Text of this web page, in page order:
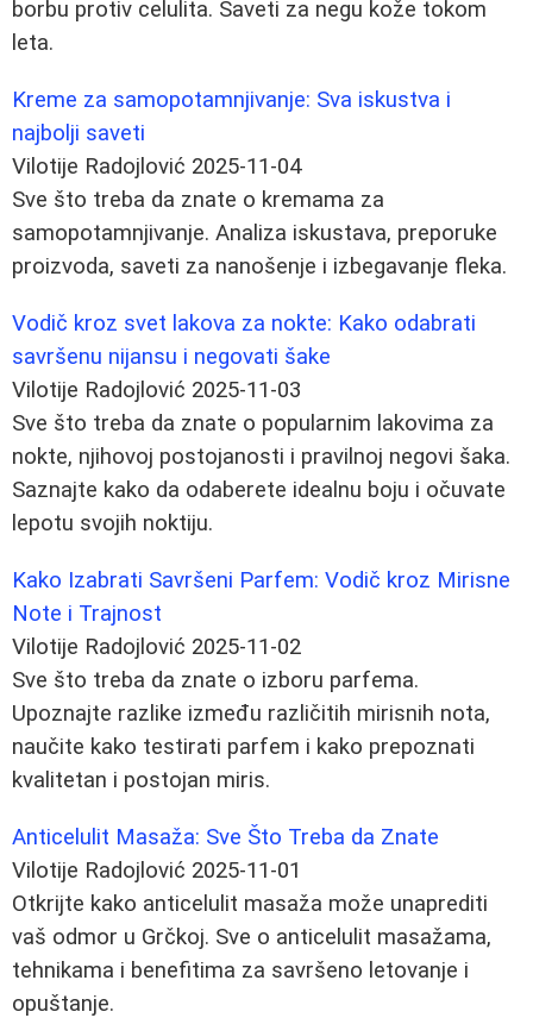
borbu protiv celulita. Saveti za negu kože tokom
leta.
Kreme za samopotamnjivanje: Sva iskustva i
najbolji saveti
Vilotije Radojlović 2025-11-04
Sve što treba da znate o kremama za
samopotamnjivanje. Analiza iskustava, preporuke
proizvoda, saveti za nanošenje i izbegavanje fleka.
Vodič kroz svet lakova za nokte: Kako odabrati
savršenu nijansu i negovati šake
Vilotije Radojlović 2025-11-03
Sve što treba da znate o popularnim lakovima za
nokte, njihovoj postojanosti i pravilnoj negovi šaka.
Saznajte kako da odaberete idealnu boju i očuvate
lepotu svojih noktiju.
Kako Izabrati Savršeni Parfem: Vodič kroz Mirisne
Note i Trajnost
Vilotije Radojlović 2025-11-02
Sve što treba da znate o izboru parfema.
Upoznajte razlike između različitih mirisnih nota,
naučite kako testirati parfem i kako prepoznati
kvalitetan i postojan miris.
Anticelulit Masaža: Sve Što Treba da Znate
Vilotije Radojlović 2025-11-01
Otkrijte kako anticelulit masaža može unaprediti
vaš odmor u Grčkoj. Sve o anticelulit masažama,
tehnikama i benefitima za savršeno letovanje i
opuštanje.